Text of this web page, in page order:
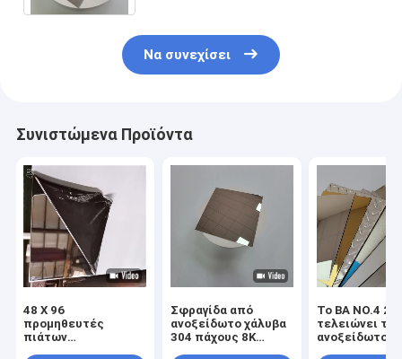
Να συνεχίσει
Συνιστώμενα Προϊόντα
48 X 96
προμηθευτές
πιάτων
Σφραγίδα από
ανοξείδωτο χάλυβα
304 πάχους 8K
Το BA NO.4 2B
τελειώνει το
ανοξείδωτου